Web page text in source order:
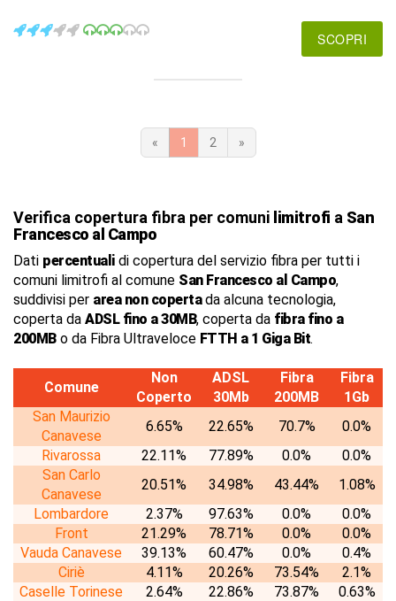
SCOPRI
« 1 2 »
Verifica copertura fibra per comuni limitrofi a San
Francesco al Campo
Dati percentualidi copertura del servizio fibra per tutti i
comuni limitrofi al comune San Francesco al Campo,
suddivisi per area non copertada alcuna tecnologia,
coperta da ADSL fino a 30MB, coperta da fibra fino a
200MBo da Fibra Ultraveloce FTTH a 1 Giga Bit.
Comune
Non
Coperto
ADSL
30Mb
Fibra
200MB
Fibra
1Gb
San Maurizio
Canavese
6.65% 22.65% 70.7%
0.0%
Rivarossa
22.11% 77.89% 0.0%
0.0%
San Carlo
Canavese
20.51% 34.98% 43.44%
1.08%
Lombardore
2.37% 97.63% 0.0%
0.0%
Front
21.29% 78.71% 0.0%
0.0%
Vauda Canavese
39.13% 60.47% 0.0%
0.4%
Ciriè
4.11% 20.26% 73.54%
2.1%
Caselle Torinese
2.64% 22.86% 73.87%
0.63%